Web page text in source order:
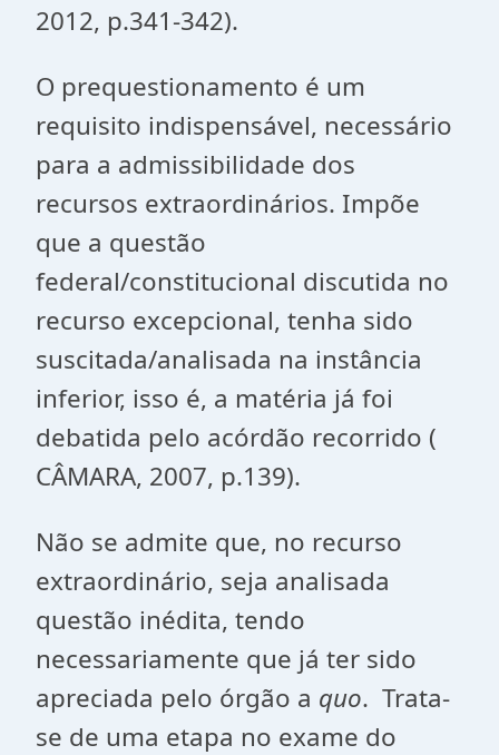
2012, p.341-342).
O prequestionamento é um
requisito indispensável, necessário
para a admissibilidade dos
recursos extraordinários. Impõe
que a questão
federal/constitucional discutida no
recurso excepcional, tenha sido
suscitada/analisada na instância
inferior, isso é, a matéria já foi
debatida pelo acórdão recorrido (
CÂMARA, 2007, p.139).
Não se admite que, no recurso
extraordinário, seja analisada
questão inédita, tendo
necessariamente que já ter sido
apreciada pelo órgão a quo. Trata-
se de uma etapa no exame do